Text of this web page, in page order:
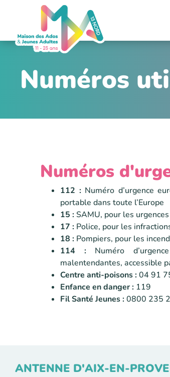
Numéros
Numéros
112 :Numéro d’urgence
portable dans toute l’Europe
15 :SAMU, pour les
17 : Police, pour les
18 : Pompiers, pour les
114 :Numéro
malentendantes, accessible
Centre anti-poisons :04 91
Enfance en danger : 119
Fil Santé Jeunes :0800 235
ANTENNE D'AIX-EN-